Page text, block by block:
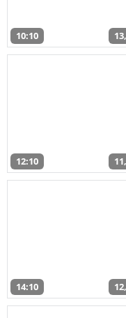
10:10
12:10
14:10